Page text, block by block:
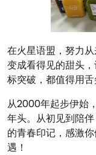
在火星语盟，努力
变成看得见的甜头
标突破，都值得用
从2000年起步伊始
年头。从初见到陪
的青春印记，感激
遇！